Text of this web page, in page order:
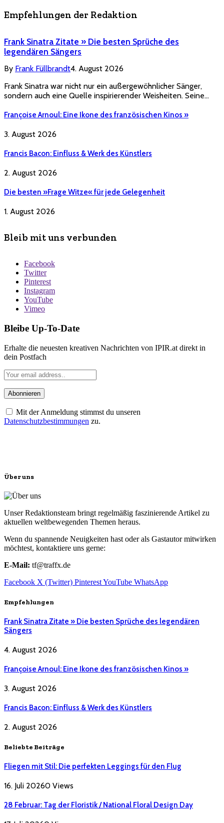
Empfehlungen der Redaktion
Frank Sinatra Zitate » Die besten Sprüche des
legendären Sängers
By Frank Füllbrandt4. August 2026
Frank Sinatra war nicht nur ein außergewöhnlicher Sänger,
sondern auch eine Quelle inspirierender Weisheiten. Seine…
Françoise Arnoul: Eine Ikone des französischen Kinos »
3. August 2026
Francis Bacon: Einfluss & Werk des Künstlers
2. August 2026
Die besten »Frage Witze« für jede Gelegenheit
1. August 2026
Bleib mit uns verbunden
Facebook
Twitter
Pinterest
Instagram
YouTube
Vimeo
Bleibe Up-To-Date
Erhalte die neuesten kreativen Nachrichten von IPIR.at direkt in
dein Postfach
Mit der Anmeldung stimmst du unseren
Datenschutzbestimmungen zu.
Über uns
Unser Redaktionsteam bringt regelmäßig faszinierende Artikel zu
aktuellen weltbewegenden Themen heraus.
Wenn du spannende Neuigkeiten hast oder als Gastautor mitwirken
möchtest, kontaktiere uns gerne:
E-Mail: tf@traffx.de
Facebook X (Twitter) PinterestYouTube WhatsApp
Empfehlungen
Frank Sinatra Zitate » Die besten Sprüche des legendären
Sängers
4. August 2026
Françoise Arnoul: Eine Ikone des französischen Kinos »
3. August 2026
Francis Bacon: Einfluss & Werk des Künstlers
2. August 2026
Beliebte Beiträge
Fliegen mit Stil: Die perfekten Leggings für den Flug
16. Juli 20260 Views
28 Februar: Tag der Floristik / National Floral Design Day